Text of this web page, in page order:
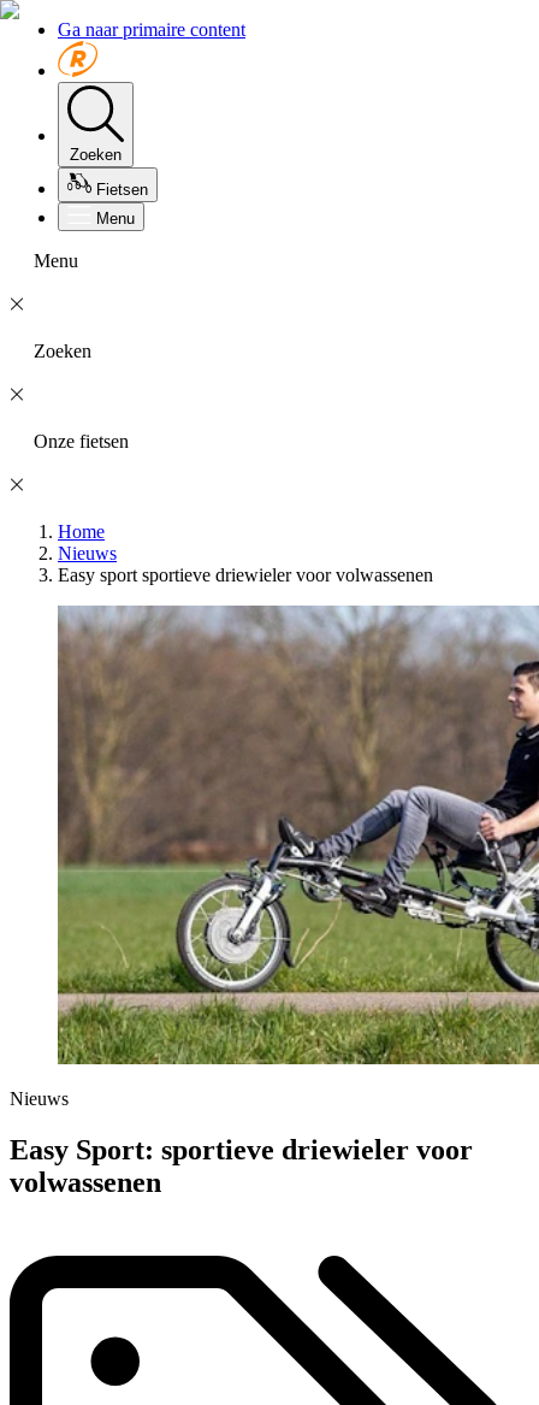
Ga naar primaire content
Zoeken
Fietsen
Menu
Menu
Zoeken
Onze fietsen
Home
Nieuws
Easy sport sportieve driewieler voor volwassenen
Nieuws
Easy Sport: sportieve driewieler voor
volwassenen